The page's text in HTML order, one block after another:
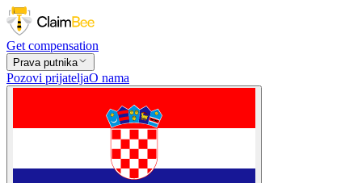
Get compensation
Prava putnika
Pozovi prijateljaO nama